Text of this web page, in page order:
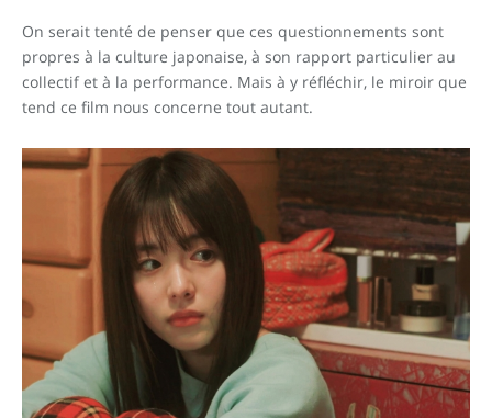
On serait tenté de penser que ces questionnements sont
propres à la culture japonaise, à son rapport particulier au
collectif et à la performance. Mais à y réfléchir, le miroir que
tend ce film nous concerne tout autant.